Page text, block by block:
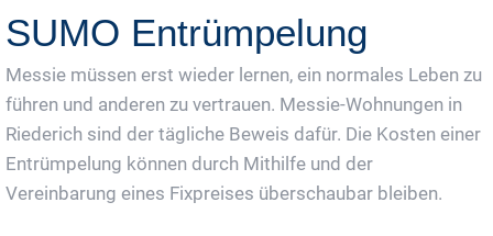
SUMO Entrümpelung
Messie müssen erst wieder lernen, ein normales Leben zu
führen und anderen zu vertrauen. Messie-Wohnungen in
Riederich sind der tägliche Beweis dafür. Die Kosten einer
Entrümpelung können durch Mithilfe und der
Vereinbarung eines Fixpreises überschaubar bleiben.